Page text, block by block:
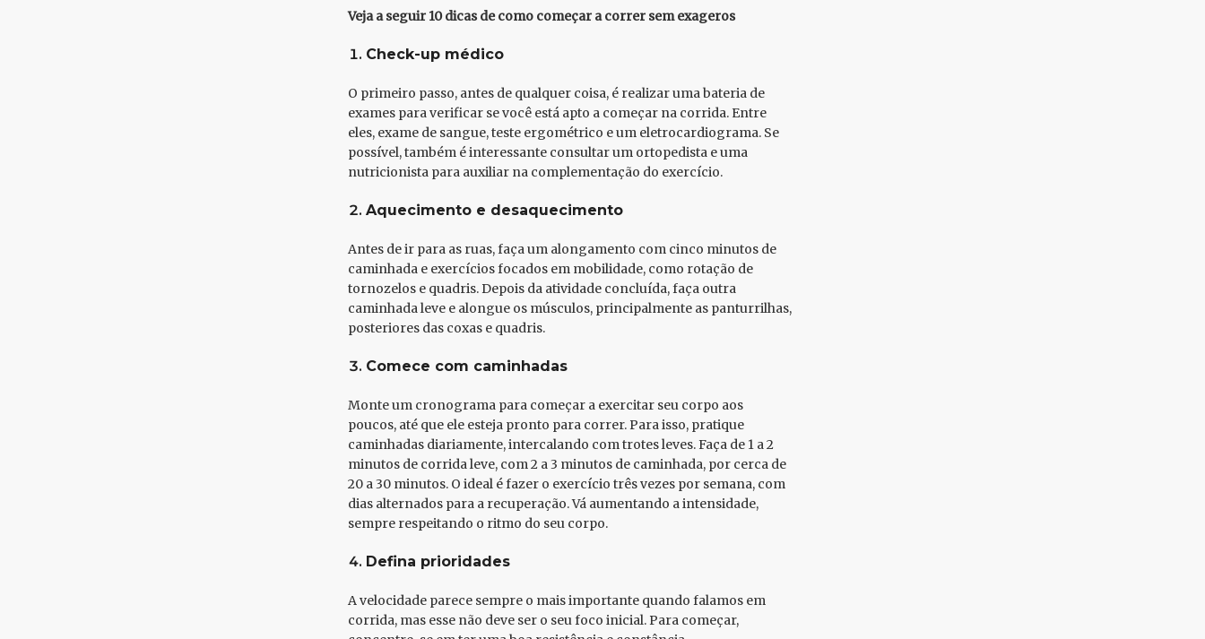
Veja a seguir 10 dicas de como começar a correr sem exageros
Check-up médico
O primeiro passo, antes de qualquer coisa, é realizar uma bateria de
exames para verificar se você está apto a começar na corrida. Entre
eles, exame de sangue, teste ergométrico e um eletrocardiograma. Se
possível, também é interessante consultar um ortopedista e uma
nutricionista para auxiliar na complementação do exercício.
Aquecimento e desaquecimento
Antes de ir para as ruas, faça um alongamento com cinco minutos de
caminhada e exercícios focados em mobilidade, como rotação de
tornozelos e quadris. Depois da atividade concluída, faça outra
caminhada leve e alongue os músculos, principalmente as panturrilhas,
posteriores das coxas e quadris.
Comece com caminhadas
Monte um cronograma para começar a exercitar seu corpo aos
poucos, até que ele esteja pronto para correr. Para isso, pratique
caminhadas diariamente, intercalando com trotes leves. Faça de 1 a 2
minutos de corrida leve, com 2 a 3 minutos de caminhada, por cerca de
20 a 30 minutos. O ideal é fazer o exercício três vezes por semana, com
dias alternados para a recuperação. Vá aumentando a intensidade,
sempre respeitando o ritmo do seu corpo.
Defina prioridades
A velocidade parece sempre o mais importante quando falamos em
corrida, mas esse não deve ser o seu foco inicial. Para começar,